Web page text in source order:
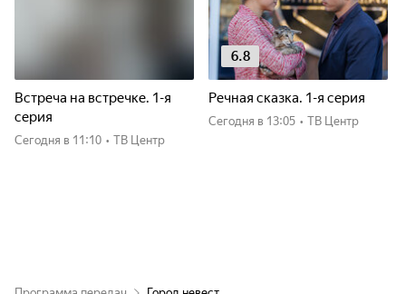
Встреча на встречке. 1-я
серия
Сегодня в 11:10 • ТВ Центр
6.8
Речная сказка. 1-я серия
Сегодня в 13:05 • ТВ Центр